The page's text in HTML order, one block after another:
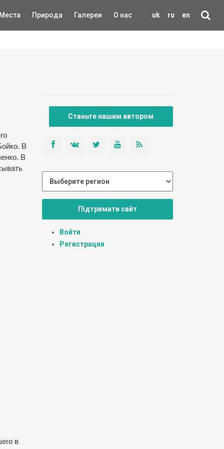
uk ru en
Места Природа Галереи О нас
В
В
в
Станьте нашим автором
Підтримати сайт
Войти
Регистрация